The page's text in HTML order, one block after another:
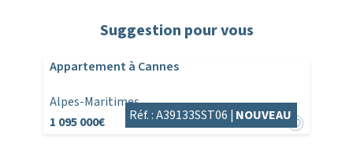
Suggestion pour vous
Appartement à Cannes
Alpes-Maritimes
1 095 000€
Réf. : A39133SST06 | NOUVEAU